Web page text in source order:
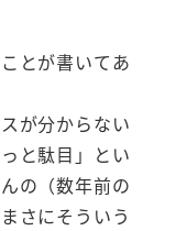
とが書いてあ
が分からない
と駄目」とい
の（数年前の
さにそういう